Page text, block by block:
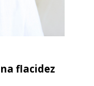
flacidez